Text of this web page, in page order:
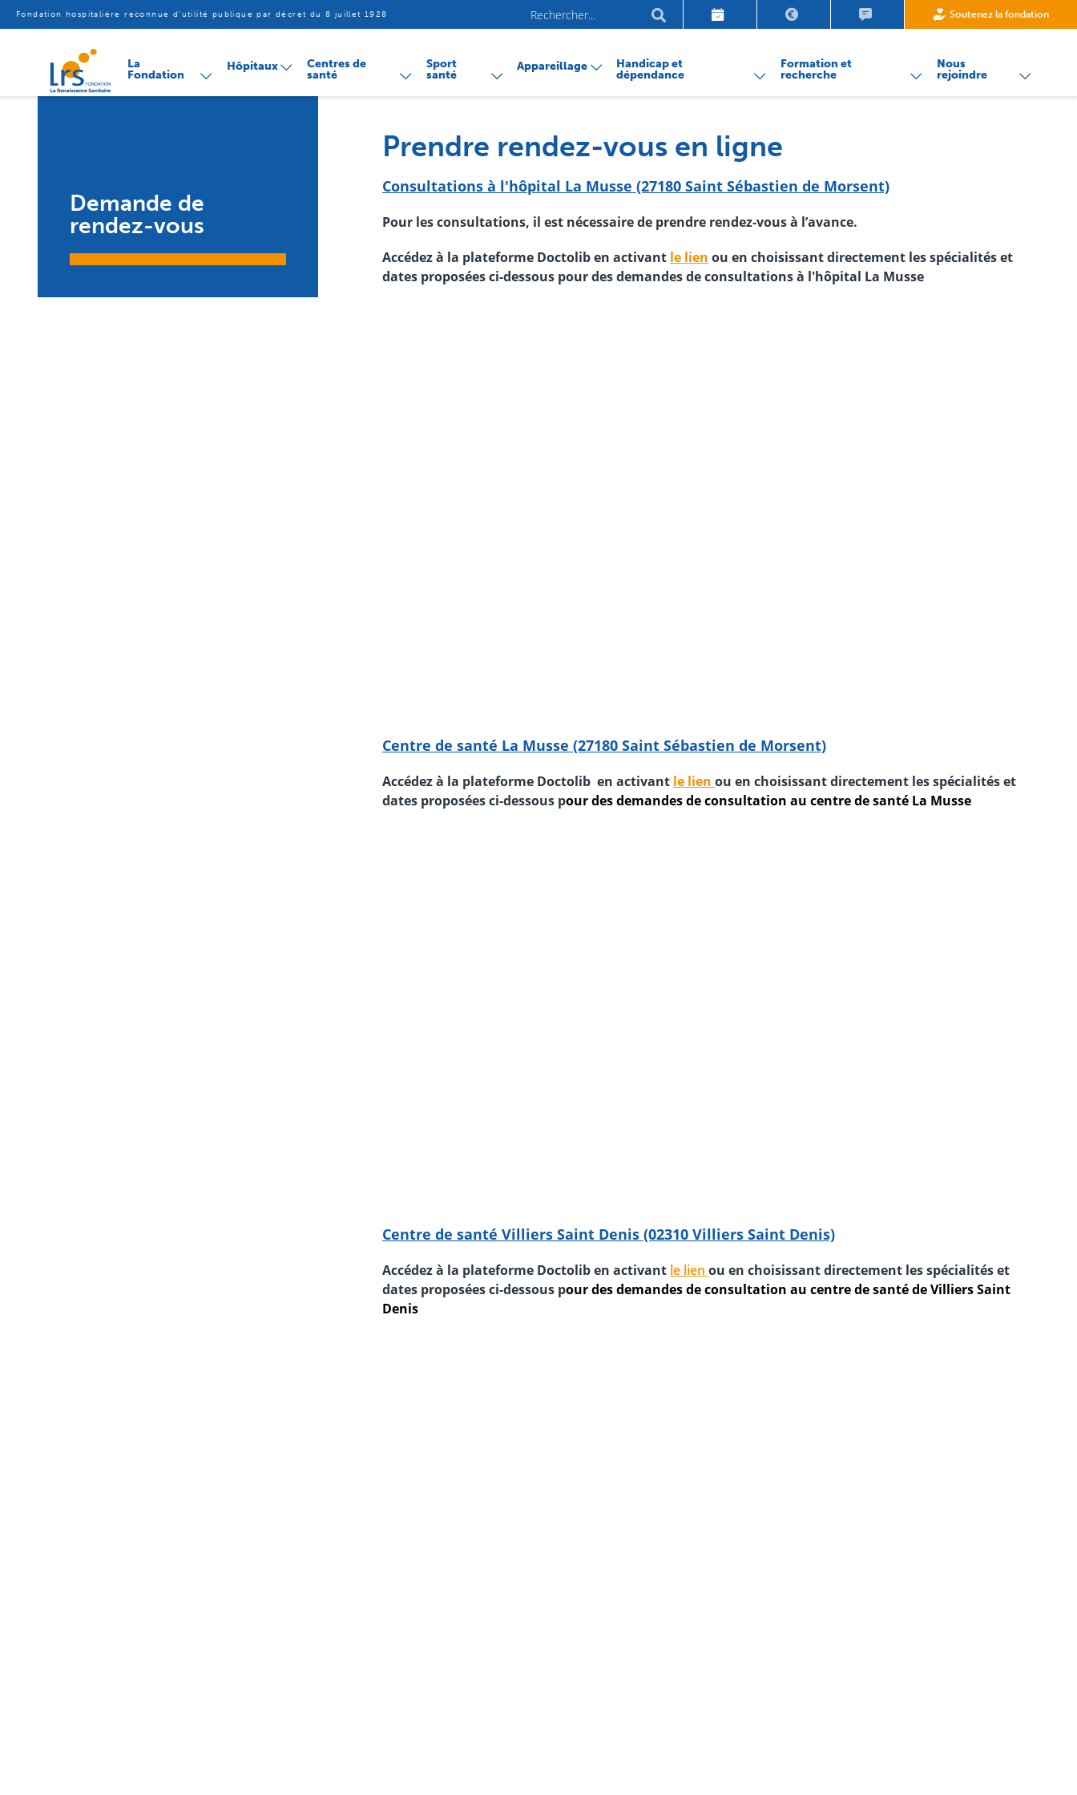
Fondation hospitalière reconnue d'utilité publique par décret du 8 juillet 1928
contenu
Demande de rendez-vousPaiement de ma facture Soutenez la fondation
Mots-
clés
Aller
au
La
Fondation
Hôpitaux
Centres de
santé
Sport
santé
Appareillage
Handicap et
dépendance
Formation et
recherche
Nous
rejoindre
Prendre rendez-vous en ligne
Consultations à l'hôpital La Musse (27180 Saint Sébastien de Morsent)
Pour les consultations, il est nécessaire de prendre rendez-vous à l’avance.
Accédez à la plateforme Doctolib en activant le lien ou en choisissant directement les spécialités et
dates proposées ci-dessous pour des demandes de consultations à l'hôpital La Musse
Centre de santé La Musse (27180 Saint Sébastien de Morsent)
Accédez à la plateforme Doctolib en activant le lien ou en choisissant directement les spécialités et
dates proposées ci-dessous pour des demandes de consultation au centre de santé La Musse
Centre de santé Villiers Saint Denis (02310 Villiers Saint Denis)
Accédez à la plateforme Doctoliben activant le lien ou en choisissant directement les spécialités et
dates proposées ci-dessous pour des demandes de consultation au centre de santé de Villiers Saint
Denis
Demande de
rendez-vous